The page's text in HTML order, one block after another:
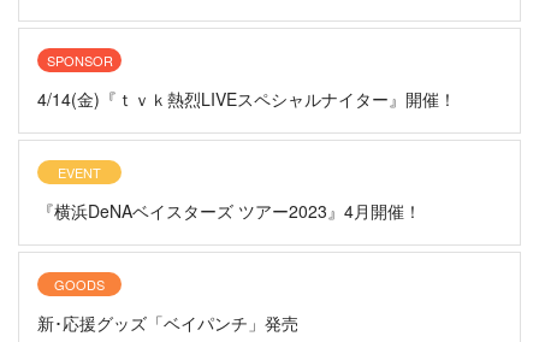
SPONSOR
4/14(金)『ｔｖｋ熱烈LIVEスペシャルナイター』開催！
EVENT
『横浜DeNAベイスターズ ツアー2023』4月開催！
GOODS
新･応援グッズ「ベイパンチ」発売